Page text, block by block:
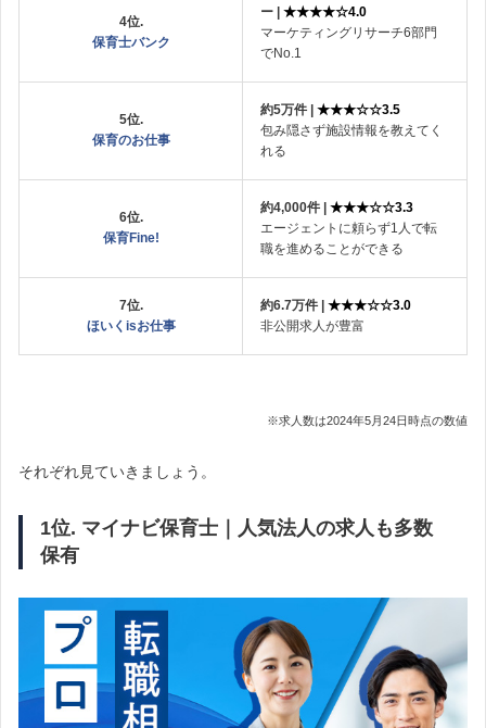
4位.
保育士バンク
ー | ★★★★☆4.0
マーケティングリサーチ6部門
でNo.1
5位.
保育のお仕事
約5万件 | ★★★☆☆3.5
包み隠さず施設情報を教えてく
れる
6位.
保育Fine!
約4,000件 | ★★★☆☆3.3
エージェントに頼らず1人で転
職を進めることができる
7位.
ほいくisお仕事
約6.7万件 | ★★★☆☆3.0
非公開求人が豊富
※求人数は2024年5月24日時点の数値
それぞれ見ていきましょう。
1位. マイナビ保育士｜人気法人の求人も多数
保有